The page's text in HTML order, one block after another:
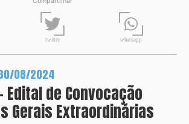
twitter whatsapp
08/2024
de Convocação
Gerais Extraordinárias